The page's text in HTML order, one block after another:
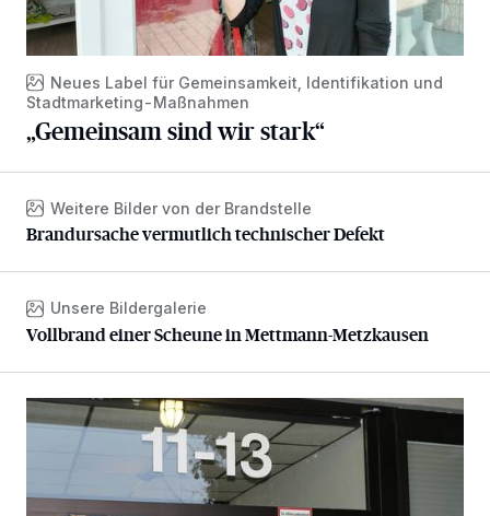
Neues Label für Gemeinsamkeit, Identifikation und
Stadtmarketing-Maßnahmen
„Gemeinsam sind wir stark“
Brandursache vermutlich technischer Defekt
Weitere Bilder von der Brandstelle
Brandursache vermutlich technischer Defekt
Vollbrand einer Scheune in Mettmann-Metzkausen
Unsere Bildergalerie
Vollbrand einer Scheune in Mettmann-Metzkausen
Sternsinger segnen Stadtverwaltung und Feuerwehr